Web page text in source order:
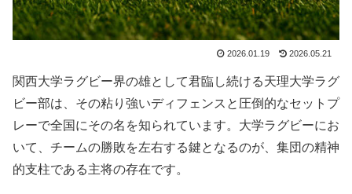
2026.01.19 2026.05.21
関西大学ラグビー界の雄として君臨し続ける天理大学ラグ
ビー部は、その粘り強いディフェンスと圧倒的なセットプ
レーで全国にその名を知られています。大学ラグビーにお
いて、チームの勝敗を左右する鍵となるのが、集団の精神
的支柱である主将の存在です。